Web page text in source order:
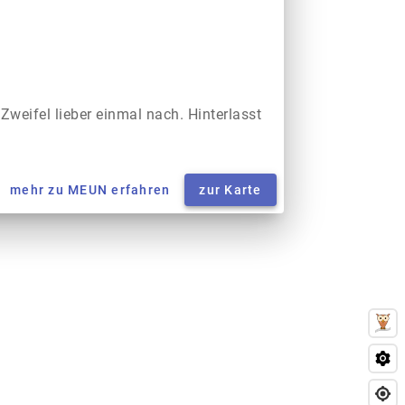
lieber einmal nach. Hinterlasst
mehr zu MEUN erfahren zur Karte